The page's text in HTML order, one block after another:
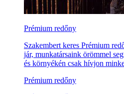
Prémium redőny
Szakembert keres Prémium
jár, munkatársaink örömmel
és környékén csak hívjon
Prémium redőny